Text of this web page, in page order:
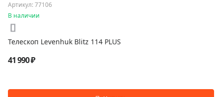
Артикул: 77106
В наличии
Телескоп Levenhuk Blitz 114 PLUS
41 990 ₽